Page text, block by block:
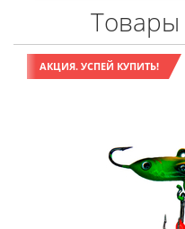
Товары
АКЦИЯ. УСПЕЙ КУПИТЬ!